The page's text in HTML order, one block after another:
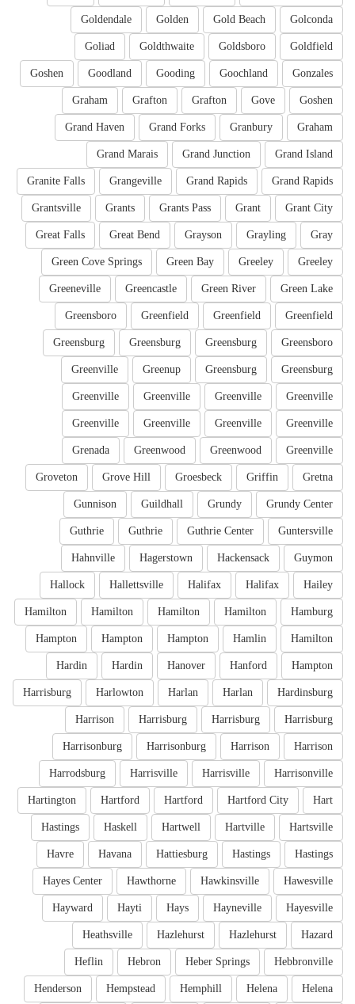
Golconda
Gold Beach
Golden
Goldendale
Goldfield
Goldsboro
Goldthwaite
Goliad
Gonzales
Goochland
Gooding
Goodland
Goshen
Goshen
Gove
Grafton
Grafton
Graham
Graham
Granbury
Grand Forks
Grand Haven
Grand Island
Grand Junction
Grand Marais
Grand Rapids
Grand Rapids
Grangeville
Granite Falls
Grant City
Grant
Grants Pass
Grants
Grantsville
Gray
Grayling
Grayson
Great Bend
Great Falls
Greeley
Greeley
Green Bay
Green Cove Springs
Green Lake
Green River
Greencastle
Greeneville
Greenfield
Greenfield
Greenfield
Greensboro
Greensboro
Greensburg
Greensburg
Greensburg
Greensburg
Greensburg
Greenup
Greenville
Greenville
Greenville
Greenville
Greenville
Greenville
Greenville
Greenville
Greenville
Greenville
Greenwood
Greenwood
Grenada
Gretna
Griffin
Groesbeck
Grove Hill
Groveton
Grundy Center
Grundy
Guildhall
Gunnison
Guntersville
Guthrie Center
Guthrie
Guthrie
Guymon
Hackensack
Hagerstown
Hahnville
Hailey
Halifax
Halifax
Hallettsville
Hallock
Hamburg
Hamilton
Hamilton
Hamilton
Hamilton
Hamilton
Hamlin
Hampton
Hampton
Hampton
Hampton
Hanford
Hanover
Hardin
Hardin
Hardinsburg
Harlan
Harlan
Harlowton
Harrisburg
Harrisburg
Harrisburg
Harrisburg
Harrison
Harrison
Harrison
Harrisonburg
Harrisonburg
Harrisonville
Harrisville
Harrisville
Harrodsburg
Hart
Hartford City
Hartford
Hartford
Hartington
Hartsville
Hartville
Hartwell
Haskell
Hastings
Hastings
Hastings
Hattiesburg
Havana
Havre
Hawesville
Hawkinsville
Hawthorne
Hayes Center
Hayesville
Hayneville
Hays
Hayti
Hayward
Hazard
Hazlehurst
Hazlehurst
Heathsville
Hebbronville
Heber Springs
Hebron
Heflin
Helena
Helena
Hemphill
Hempstead
Henderson